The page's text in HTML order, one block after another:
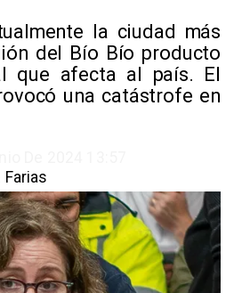
la ciudad más
del Bío Bío producto
que afecta al país. El
una catástrofe en
Farias